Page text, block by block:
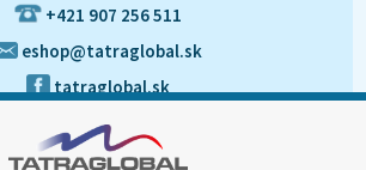
+421 907 256 511
eshop@tatraglobal.sk
tatraglobal.sk